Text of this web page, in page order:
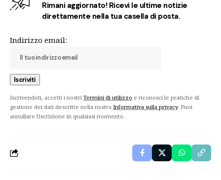
Rimani aggiornato! Ricevi le ultime notizie
direttamente nella tua casella di posta.
Indirizzo email:
Iscrivendoti, accetti i nostri Termini di utilizzo e riconosci le pratiche di
gestione dei dati descritte nella nostra Informativa sulla privacy. Puoi
annullare l'iscrizione in qualsiasi momento.